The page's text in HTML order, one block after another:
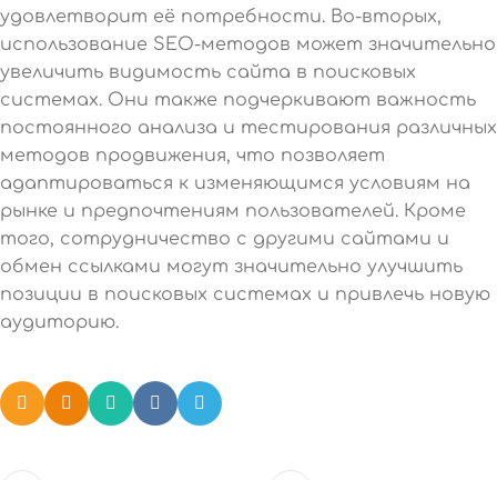
удовлетворит её потребности. Во-вторых,
использование SEO-методов может значительно
увеличить видимость сайта в поисковых
системах. Они также подчеркивают важность
постоянного анализа и тестирования различных
методов продвижения, что позволяет
адаптироваться к изменяющимся условиям на
рынке и предпочтениям пользователей. Кроме
того, сотрудничество с другими сайтами и
обмен ссылками могут значительно улучшить
позиции в поисковых системах и привлечь новую
аудиторию.